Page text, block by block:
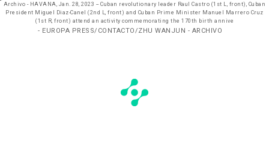
Archivo - HAVANA, Jan. 28, 2023 -- Cuban revolutionary leader Raul Castro (1st L, front), Cuban
President Miguel Diaz-Canel (2nd L, front) and Cuban Prime Minister Manuel Marrero Cruz
(1st R, front) attend an activity commemorating the 170th birth annive
- EUROPA PRESS/CONTACTO/ZHU WANJUN - ARCHIVO